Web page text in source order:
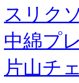
スリク
中綿プ
片山チ